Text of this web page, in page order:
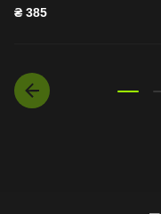
₴ 385